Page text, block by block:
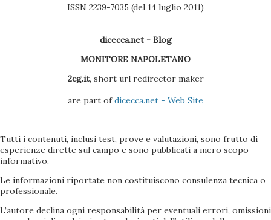
ISSN 2239-7035 (del 14 luglio 2011)
dicecca.net - Blog
MONITORE NAPOLETANO
2cg.it, short url redirector maker
are part ofdicecca.net - Web Site
Tutti i contenuti, inclusi test, prove e valutazioni, sono frutto di
esperienze dirette sul campo e sono pubblicati a mero scopo
informativo.
Le informazioni riportate non costituiscono consulenza tecnica o
professionale.
L’autore declina ogni responsabilità per eventuali errori, omissioni